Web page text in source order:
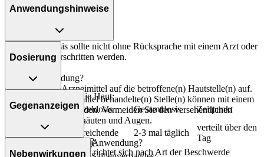
Anwendungshinweise
Die Gesamtdosis sollte nicht ohne Rücksprache mit einem Arzt oder
Apotheker überschritten werden.
Art der Anwendung?
Tragen Sie das Arzneimittel auf die betroffene(n) Hautstelle(n) auf.
Die mit dem Arzneimittel behandelte(n) Stelle(n) können mit einem
Verband bedeckt werden. Vermeiden Sie den versehentlichen
Kontakt mit Schleimhäuten und Augen.
Dauer der Anwendung?
Die Anwendungsdauer richtet sich nach Art der Beschwerde
Dosierung
Zum Auftragen auf die Haut:
Personenkreis
Einzeldosis Gesamtdosis Zeitpunkt
Erwachsene
eine
ausreichende
Menge
2-3 mal täglich
verteilt über den
Tag
Gegenanzeigen
Was spricht gegen eine Anwendung?
Nebenwirkungen